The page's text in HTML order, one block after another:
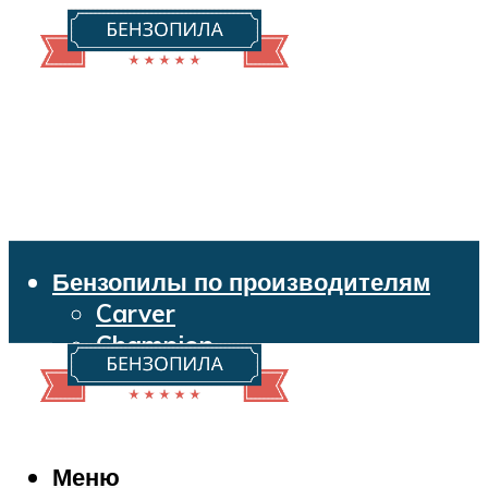
Бензопилы по производителям
Carver
Champion
Echo
Husqvarna
Makita
Меню